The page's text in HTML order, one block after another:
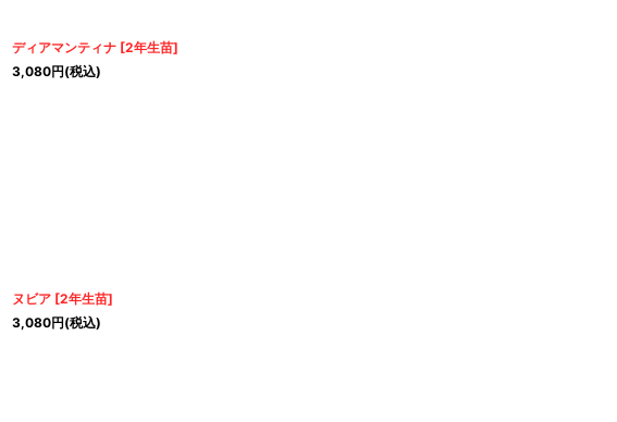
ディアマンティナ [2年生苗]
3,080円(税込)
ヌビア [2年生苗]
3,080円(税込)